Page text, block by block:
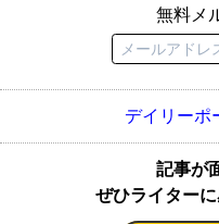
無料メ
デイリー
記事が
ぜひライター